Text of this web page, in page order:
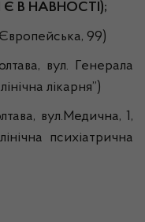
Є В НАВНОСТІ);
99)
вул. Генерала
лікарня”)
вул.Медична, 1,
психіатрична